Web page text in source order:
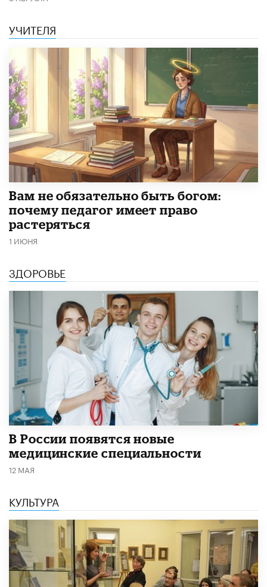
УЧИТЕЛЯ
​Вам не обязательно быть богом:
почему педагог имеет право
растеряться
1 ИЮНЯ
ЗДОРОВЬЕ
В России появятся новые
медицинские специальности
12 МАЯ
КУЛЬТУРА